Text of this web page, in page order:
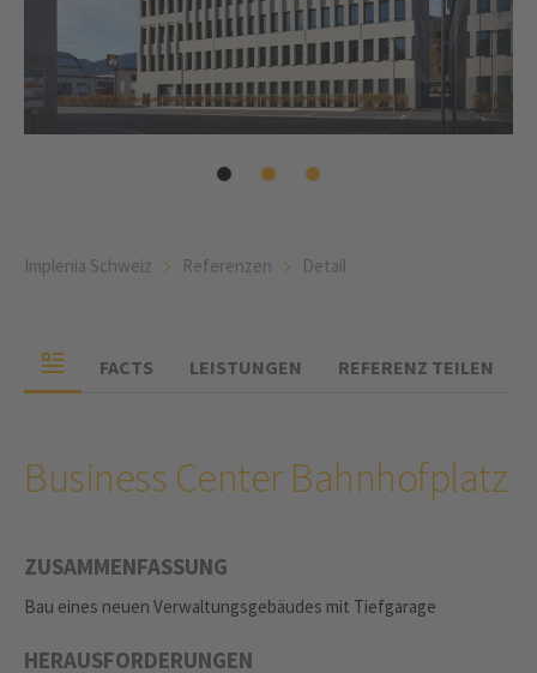
Implenia Schweiz Referenzen Detail
FACTS LEISTUNGEN REFERENZ TEILEN
Business Center Bahnhofplatz
ZUSAMMENFASSUNG
Bau eines neuen Verwaltungsgebäudes mit Tiefgarage
HERAUSFORDERUNGEN